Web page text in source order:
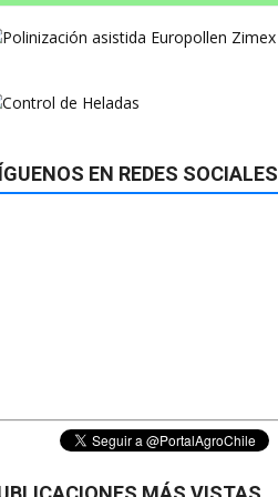
EN REDES SOCIALES